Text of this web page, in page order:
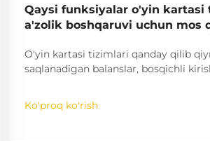
Qaysi funksiyalar o'yin kartasi
a'zolik boshqaruvi uchun mos
O'yin kartasi tizimlari qanday qilib
saqlanadigan balanslar, bosqichli
oshiring — batafsil tahlilni oling.
Ko'proq ko'rish